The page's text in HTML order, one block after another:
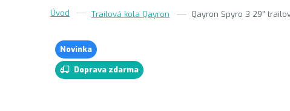
Trailová kola Qayron Qayron Spyro 3 29"
Novinka
Doprava zdarma